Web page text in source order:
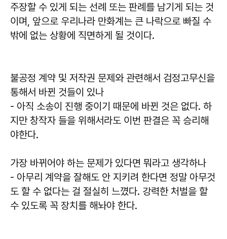
주장할 수 있게 되는 선례 또는 판례를 남기게 되는 것
이며, 앞으로 우리나라 만화계는 큰 나락으로 빠질 수
밖에 없는 상황에 직면하게 될 것이다.
불공정 계약 및 저작권 문제와 관련해서 검정고무신을
통해서 바뀐 것들이 있나
- 아직 소송이 진행 중이기 때문에 바뀐 것은 없다. 하
지만 창작자 들을 위해서라도 이번 판결은 꼭 승리해
야한다.
가장 바뀌어야 하는 문제가 있다면 뭐라고 생각하나
- 아무리 계약을 잘해도 안 지키려 한다면 정말 아무것
도 할 수 없다는 걸 절실히 느꼈다. 강력한 처벌을 할
수 있도록 꼭 장치를 해놔야 한다.